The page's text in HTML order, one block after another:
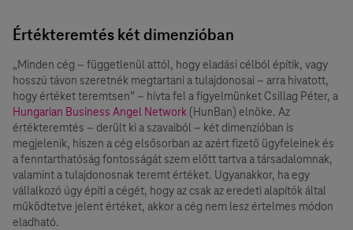
Értékteremtés két dimenzióban
„Minden cég – függetlenül attól, hogy eladási célból építik, vagy
hosszú távon szeretnék megtartani a tulajdonosai – arra hivatott,
hogy értéket teremtsen” – hívta fel a figyelmünket Csillag Péter, a
Hungarian Business Angel Network (HunBan) elnöke. Az
értékteremtés – derült ki a szavaiból – két dimenzióban is
megjelenik, hiszen a cég elsősorban az azért fizető ügyfeleinek és
a fenntarthatóság fontosságát szem előtt tartva a társadalomnak,
valamint a tulajdonosnak teremt értéket. Ugyanakkor, ha egy
vállalkozó úgy építi a cégét, hogy az csak az eredeti alapítók által
működtetve jelent értéket, akkor a cég nem lesz értelmes módon
eladható.